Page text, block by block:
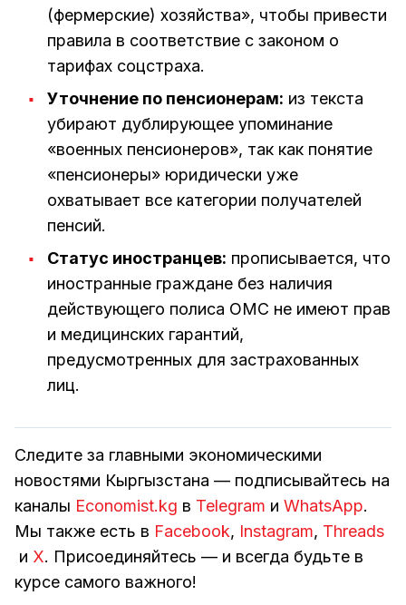
(фермерские) хозяйства», чтобы привести
правила в соответствие с законом о
тарифах соцстраха.
Уточнение по пенсионерам: из текста
убирают дублирующее упоминание
«военных пенсионеров», так как понятие
«пенсионеры» юридически уже
охватывает все категории получателей
пенсий.
Статус иностранцев: прописывается, что
иностранные граждане без наличия
действующего полиса ОМС не имеют прав
и медицинских гарантий,
предусмотренных для застрахованных
лиц.
Следите за главными экономическими
новостями Кыргызстана — подписывайтесь на
каналы Economist.kg в Telegram и WhatsApp.
Мы также есть в Facebook, Instagram, Threads
и Х. Присоединяйтесь — и всегда будьте в
курсе самого важного!